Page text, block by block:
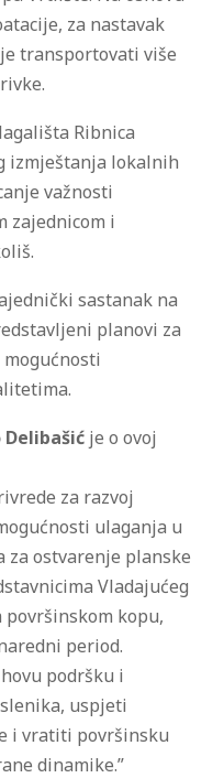
za nastavak
transportovati više
Ribnica
izmještanja lokalnih
važnosti
zajednicom i
sastanak na
planovi za
Delibašić je o ovoj
za razvoj
ulaganja u
za ostvarenje planske
Vladajućeg
kopu,
period.
podršku i
uspjeti
i vratiti površinsku
dinamike.”